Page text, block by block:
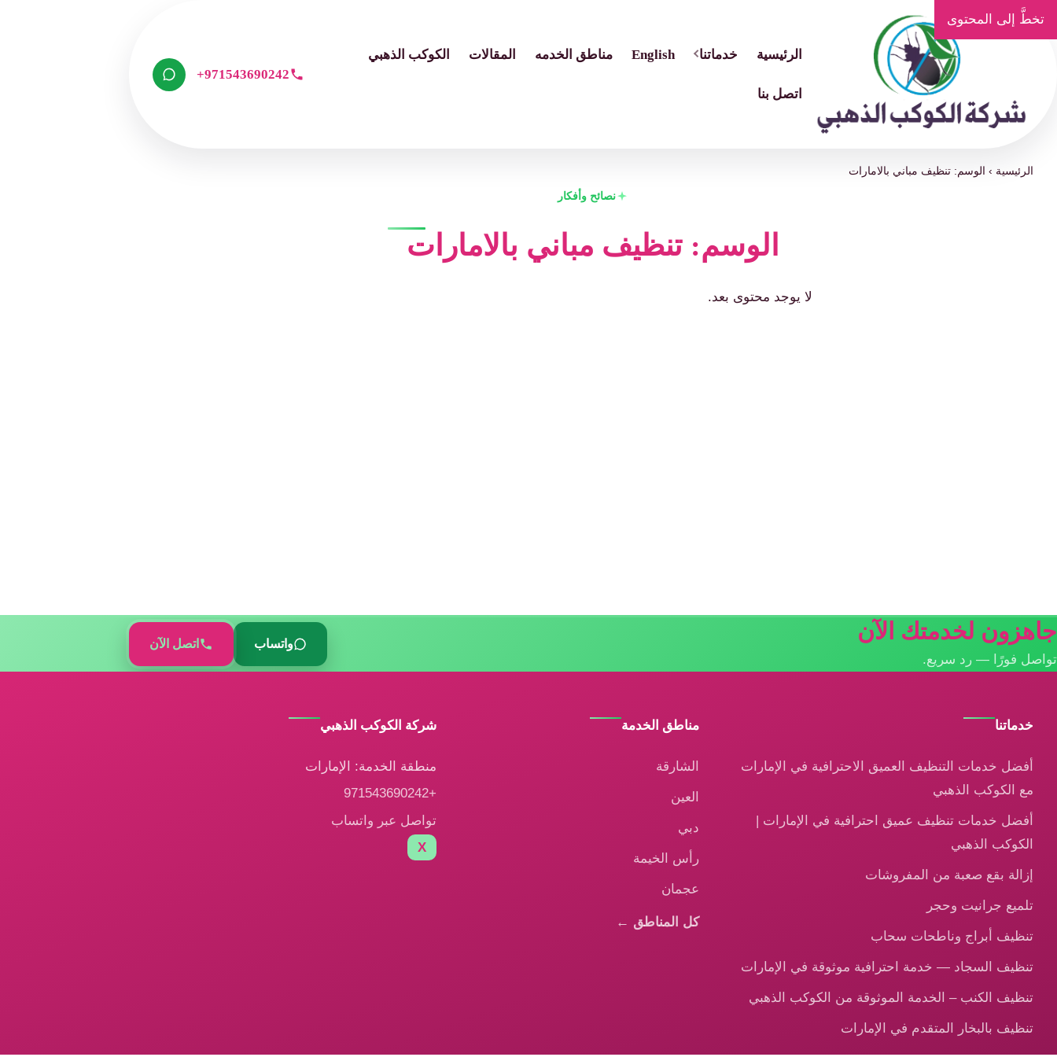
تخطَّ إلى المحتوى
الرئيسية خدماتنا English مناطق الخدمه المقالات الكوكب الذهبي
اتصل بنا
+971543690242
الرئيسية › الوسم: تنظيف مباني بالامارات
نصائح وأفكار
الوسم: تنظيف مباني بالامارات
لا يوجد محتوى بعد.
جاهزون لخدمتك الآن
تواصل فورًا — رد سريع.
واتساب اتصل الآن
خدماتنا
أفضل خدمات التنظيف العميق الاحترافية في الإمارات
مع الكوكب الذهبي
أفضل خدمات تنظيف عميق احترافية في الإمارات |
الكوكب الذهبي
إزالة بقع صعبة من المفروشات
تلميع جرانيت وحجر
تنظيف أبراج وناطحات سحاب
تنظيف السجاد — خدمة احترافية موثوقة في الإمارات
تنظيف الكنب – الخدمة الموثوقة من الكوكب الذهبي
تنظيف بالبخار المتقدم في الإمارات
مناطق الخدمة
الشارقة
العين
دبي
رأس الخيمة
عجمان
كل المناطق ←
شركة الكوكب الذهبي
منطقة الخدمة: الإمارات
+971543690242
تواصل عبر واتساب
X